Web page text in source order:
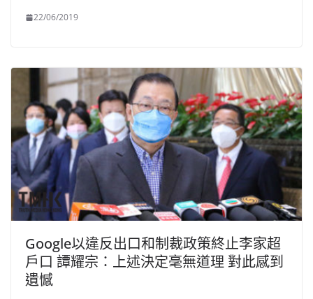
22/06/2019
Google以違反出口和制裁政策終止李家超
戶口 譚耀宗：上述決定毫無道理 對此感到
遺憾